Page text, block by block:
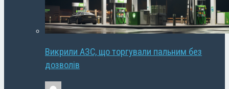
Викрили АЗС, що торгували пальним без
дозволів